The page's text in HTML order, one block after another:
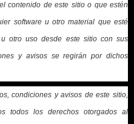
contenido de este sitio o que estén
software u otro material que esté
otro uso desde este sitio con sus
y avisos se regirán por dichos
condiciones y avisos de este sitio,
todos los derechos otorgados al